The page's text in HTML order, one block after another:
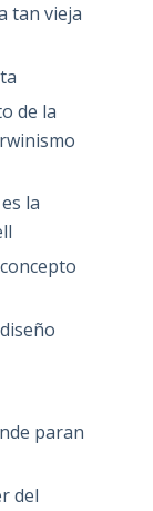
tan vieja
de la
la
paran
del